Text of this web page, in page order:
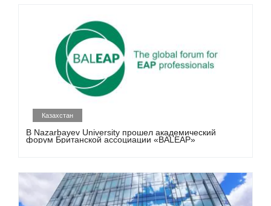
Казахстан
В Nazarbayev University прошел академический
форум Британской ассоциации «BALEAP»